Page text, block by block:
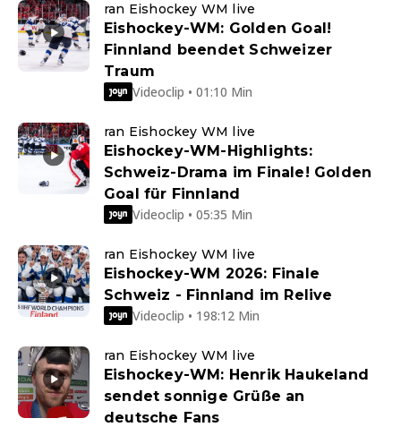
ran Eishockey WM live
Eishockey-WM: Golden Goal!
Finnland beendet Schweizer
Traum
Videoclip • 01:10 Min
ran Eishockey WM live
Eishockey-WM-Highlights:
Schweiz-Drama im Finale! Golden
Goal für Finnland
Videoclip • 05:35 Min
ran Eishockey WM live
Eishockey-WM 2026: Finale
Schweiz - Finnland im Relive
Videoclip • 198:12 Min
ran Eishockey WM live
Eishockey-WM: Henrik Haukeland
sendet sonnige Grüße an
deutsche Fans